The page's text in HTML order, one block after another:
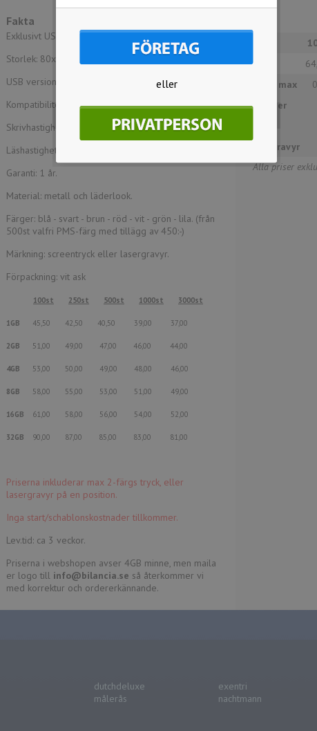
Fakta
Exklusivt USB-minne i läderimitation.
Storlek: 80x21x16mm
USB version: 2.0
Kompatibilitet: Win98, 2000, XP, Vista, 7, MacOS
Skrivhastighet: 3-4 MB/s
Läshastighet: 10-11 MB/s
Garanti: 1 år.
Material: metall och läderlook.
Färger: blå - svart - brun - röd - vit - grön - lila. (från
500st valfri PMS-färg med tillägg av 450:-)
Märkning: screentryck eller lasergravyr.
Förpackning: vit ask
100st 250st 500st 1000st 3000st
1GB 45,50 42,50 40,50 39,00 37,00
2GB 51,00 49,00 47,00 46,00 44,00
4GB 53,00 50,00 49,00 48,00 46,00
8GB 58,00 55,00 53,00 51,00 49,00
16GB 61,00 58,00 56,00 54,00 52,00
32GB 90,00 87,00 85,00 83,00 81,00
Priserna inkluderar max 2-färgs tryck, eller
lasergravyr på en position.
Inga start/schablonskostnader tillkommer.
Lev.tid: ca 3 veckor.
Priserna i webshopen avser 4GB minne, men maila
er logo till info@bilancia.se så återkommer vi
med korrektur och ordererkännande.
Pris
Tryck max
2-färger
lasergravyr
Alla priser
dutchdeluxe exentri
målerås nachtmann
eller